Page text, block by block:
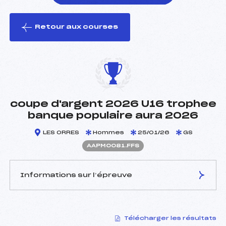
le ski
Retour aux courses
coupe d'argent 2026 U16 trophee
banque populaire aura 2026
LES ORRES Hommes 25/01/26 GS
AAPM0081.FFS
Informations sur l’épreuve
MONIER SEBASTIEN (AP)
Télécharger les résultats